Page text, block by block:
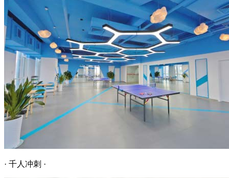
· 千人冲刺 ·